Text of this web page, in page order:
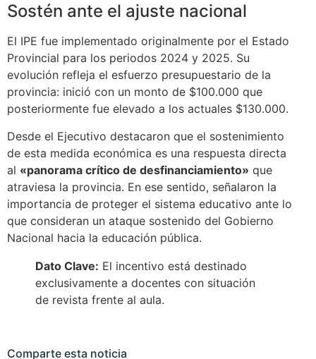
Sostén ante el ajuste nacional
El IPE fue implementado originalmente por el Estado
Provincial para los periodos 2024 y 2025. Su
evolución refleja el esfuerzo presupuestario de la
provincia: inició con un monto de $100.000 que
posteriormente fue elevado a los actuales $130.000.
Desde el Ejecutivo destacaron que el sostenimiento
de esta medida económica es una respuesta directa
al «panorama crítico de desfinanciamiento» que
atraviesa la provincia. En ese sentido, señalaron la
importancia de proteger el sistema educativo ante lo
que consideran un ataque sostenido del Gobierno
Nacional hacia la educación pública.
Dato Clave: El incentivo está destinado
exclusivamente a docentes con situación
de revista frente al aula.
Comparte esta noticia